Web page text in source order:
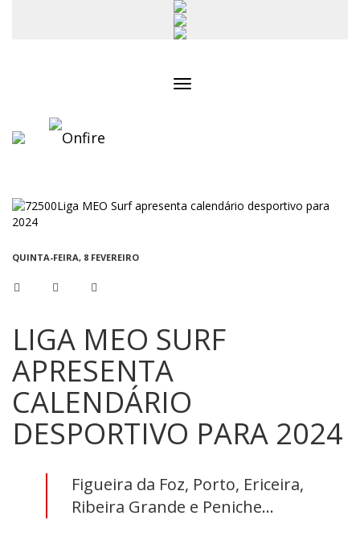
QUINTA-FEIRA, 8 FEVEREIRO
LIGA MEO SURF
APRESENTA
CALENDÁRIO
DESPORTIVO PARA 2024
Figueira da Foz, Porto, Ericeira,
Ribeira Grande e Peniche...